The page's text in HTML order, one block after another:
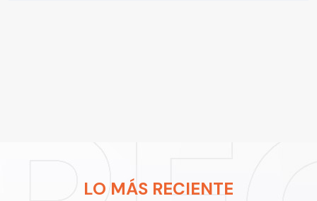
LO MÁS RECIENTE